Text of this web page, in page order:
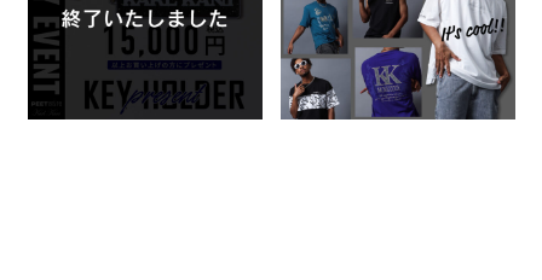
KARL KANI
イベント・ノベルティ関連
特集一覧
KARL KANI 特集一覧